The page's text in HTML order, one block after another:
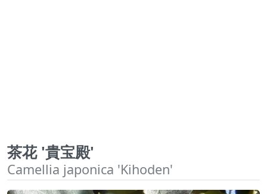
茶花 '貴宝殿'
Camellia japonica 'Kihoden'